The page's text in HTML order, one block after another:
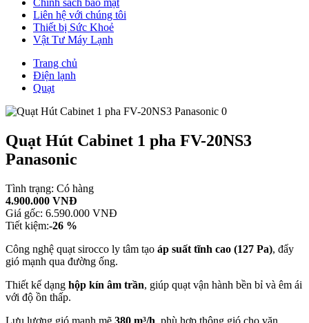
Chính sách bảo mật
Liên hệ với chúng tôi
Thiết bị Sức Khoẻ
Vật Tư Máy Lạnh
Trang chủ
Điện lạnh
Quạt
Quạt Hút Cabinet 1 pha FV-20NS3
Panasonic
Tình trạng: Có hàng
4.900.000 VNĐ
Giá gốc: 6.590.000 VNĐ
Tiết kiệm:-26 %
Công nghệ quạt sirocco ly tâm tạo áp suất tĩnh cao (127 Pa), đẩy
gió mạnh qua đường ống.
Thiết kế dạng hộp kín âm trần, giúp quạt vận hành bền bỉ và êm ái
với độ ồn thấp.
Lưu lượng gió mạnh mẽ 380 m³/h , phù hợp thông gió cho văn